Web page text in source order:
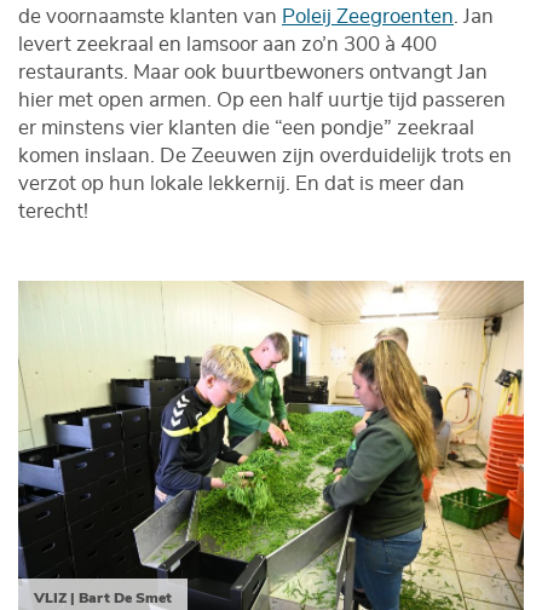
de voornaamste klanten van Poleij Zeegroenten . Jan
levert zeekraal en lamsoor aan zo’n 300 à 400
restaurants. Maar ook buurtbewoners ontvangt Jan
hier met open armen. Op een half uurtje tijd passeren
er minstens vier klanten die “een pondje” zeekraal
komen inslaan. De Zeeuwen zijn overduidelijk trots en
verzot op hun lokale lekkernij. En dat is meer dan
terecht!
VLIZ | Bart De Smet